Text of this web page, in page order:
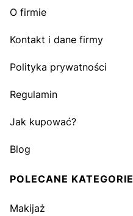
O firmie
Kontakt i dane firmy
Polityka prywatności
Regulamin
Jak kupować?
Blog
POLECANE KATEGORIE
Makijaż